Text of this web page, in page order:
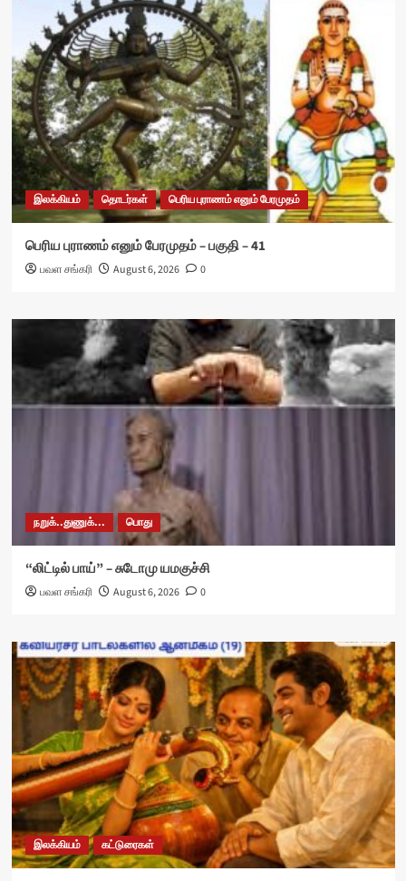
இலக்கியம் தொடர்கள் பெரிய புராணம் எனும் பேரமுதம்
பெரிய புராணம் எனும் பேரமுதம் – பகுதி – 41
பவள சங்கரி August 6, 2026 0
நறுக்..துணுக்... பொது
“லிட்டில் பாய்” – சுடோமு யமகுச்சி
பவள சங்கரி August 6, 2026 0
இலக்கியம் கட்டுரைகள்